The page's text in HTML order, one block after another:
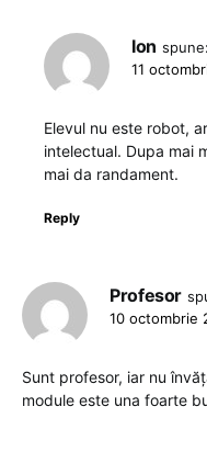
Ion spune:
11
Elevul nu este robot,
intelectual. Dupa mai
mai da randament.
Reply
Profesor
10 octombrie
Sunt profesor, iar nu
module este una foarte